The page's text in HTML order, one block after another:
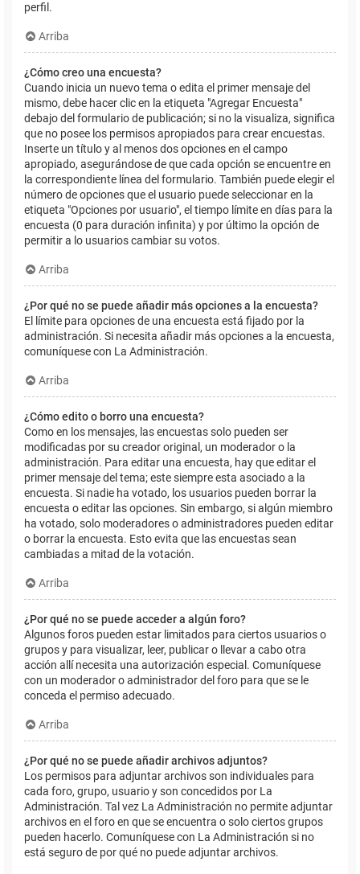
perfil.
Arriba
¿Cómo creo una encuesta?
Cuando inicia un nuevo tema o edita el primer mensaje del
mismo, debe hacer clic en la etiqueta "Agregar Encuesta"
debajo del formulario de publicación; si no la visualiza, significa
que no posee los permisos apropiados para crear encuestas.
Inserte un título y al menos dos opciones en el campo
apropiado, asegurándose de que cada opción se encuentre en
la correspondiente línea del formulario. También puede elegir el
número de opciones que el usuario puede seleccionar en la
etiqueta "Opciones por usuario", el tiempo límite en días para la
encuesta (0 para duración infinita) y por último la opción de
permitir a lo usuarios cambiar su votos.
Arriba
¿Por qué no se puede añadir más opciones a la encuesta?
El límite para opciones de una encuesta está fijado por la
administración. Si necesita añadir más opciones a la encuesta,
comuníquese con La Administración.
Arriba
¿Cómo edito o borro una encuesta?
Como en los mensajes, las encuestas solo pueden ser
modificadas por su creador original, un moderador o la
administración. Para editar una encuesta, hay que editar el
primer mensaje del tema; este siempre esta asociado a la
encuesta. Si nadie ha votado, los usuarios pueden borrar la
encuesta o editar las opciones. Sin embargo, si algún miembro
ha votado, solo moderadores o administradores pueden editar
o borrar la encuesta. Esto evita que las encuestas sean
cambiadas a mitad de la votación.
Arriba
¿Por qué no se puede acceder a algún foro?
Algunos foros pueden estar limitados para ciertos usuarios o
grupos y para visualizar, leer, publicar o llevar a cabo otra
acción allí necesita una autorización especial. Comuníquese
con un moderador o administrador del foro para que se le
conceda el permiso adecuado.
Arriba
¿Por qué no se puede añadir archivos adjuntos?
Los permisos para adjuntar archivos son individuales para
cada foro, grupo, usuario y son concedidos por La
Administración. Tal vez La Administración no permite adjuntar
archivos en el foro en que se encuentra o solo ciertos grupos
pueden hacerlo. Comuníquese con La Administración si no
está seguro de por qué no puede adjuntar archivos.